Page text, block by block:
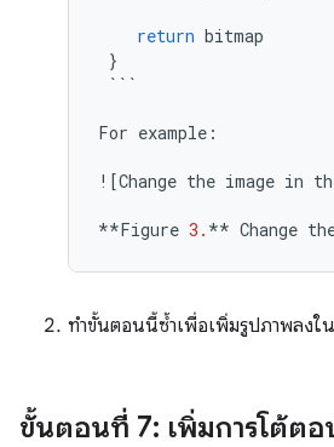
return bitmap
}
```
For example :
![Change the image in
**Figure 3. ** Change
ทำขั้นตอนนี้ซ้ำเพื่อเพิ่มรูปภาพลงใ
ขั้นตอนที่ 7: เพิ่มการโต้ตอ